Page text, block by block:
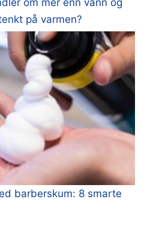
på varmen?
barberskum: 8 smarte